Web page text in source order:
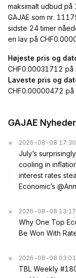
maksimalt udbud
GAJAE som nr.
sidste 24 timer
en lav på
Højeste pris og
CHF0.00031712
Laveste pris og
CHF0.00000472
GAJAE Nyheder
2026-08-08 17:30
July’s
cooling in
interest rates
Economic’s
2026-08-08 13:17
Why One Top
Be Won With
2026-08-08 03:01
TBL Weekly